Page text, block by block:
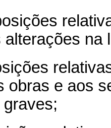
na
obras e aos